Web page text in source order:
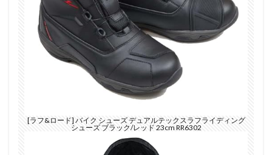
[ラフ&ロード] バイク シューズ デュアルテックスラフライディング
シューズ ブラック/レッド 23cm RR6302